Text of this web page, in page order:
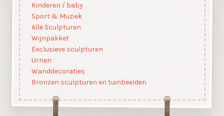
Kinderen / baby
Sport & Muziek
Alle Sculpturen
Wijnpakket
Exclusieve sculpturen
Urnen
Wanddecoraties
Bronzen sculpturen en tuinbeelden